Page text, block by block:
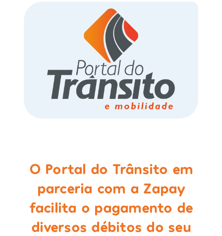
O Portal do Trânsito em
parceria com a Zapay
facilita o pagamento de
diversos débitos do seu